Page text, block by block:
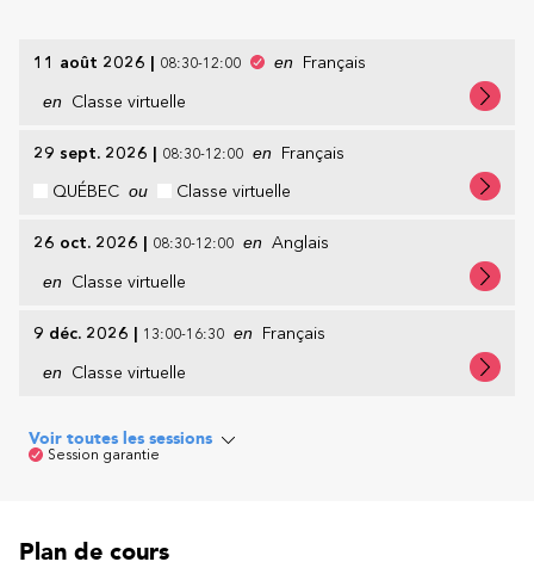
11 août 2026 | 08:30-12:00 en Français
en Classe virtuelle
29 sept. 2026 | 08:30-12:00 en
Français
QUÉBEC ou Classe virtuelle
26 oct. 2026 | 08:30-12:00 en Anglais
en Classe virtuelle
9 déc. 2026 | 13:00-16:30 en Français
en Classe virtuelle
Voir toutes les sessions
Session garantie
Plan de cours